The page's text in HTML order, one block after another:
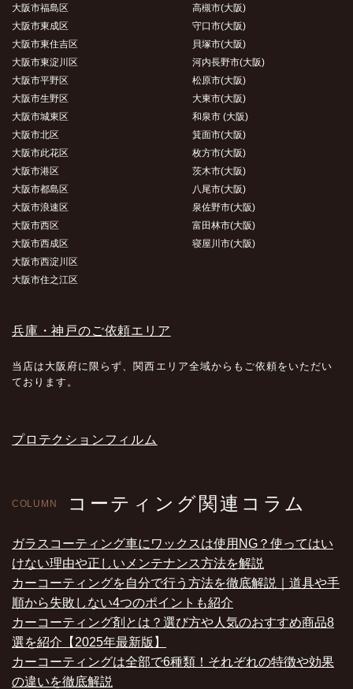
大阪市福島区
大阪市東成区
大阪市東住吉区
大阪市東淀川区
大阪市平野区
大阪市生野区
大阪市城東区
大阪市北区
大阪市此花区
大阪市港区
大阪市都島区
大阪市浪速区
大阪市西区
大阪市西成区
大阪市西淀川区
大阪市住之江区
高槻市(大阪)
守口市(大阪)
貝塚市(大阪)
河内長野市(大阪)
松原市(大阪)
大東市(大阪)
和泉市 (大阪)
箕面市(大阪)
枚方市(大阪)
茨木市(大阪)
八尾市(大阪)
泉佐野市(大阪)
富田林市(大阪)
寝屋川市(大阪)
兵庫・神戸のご依頼エリア
当店は大阪府に限らず、関西エリア全域からもご依頼をいただい
ております。
プロテクションフィルム
COLUMN コーティング関連コラム
ガラスコーティング車にワックスは使用NG？使ってはい
けない理由や正しいメンテナンス方法を解説
カーコーティングを自分で行う方法を徹底解説｜道具や手
順から失敗しない4つのポイントも紹介
カーコーティング剤とは？選び方や人気のおすすめ商品8
選を紹介【2025年最新版】
カーコーティングは全部で6種類！それぞれの特徴や効果
の違いを徹底解説